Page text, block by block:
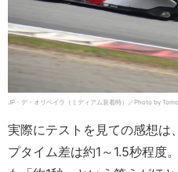
JP・デ・オリベイラ（ミディアム装着時）／Photo by
実際にテストを見ての感想は
プタイム差は約1～1.5秒程度